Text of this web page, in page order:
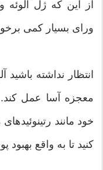
از این که ژل آلوئه
ورای بسیار کمی
انتظار نداشته
معجزه آسا عمل کند.
خود مانند
کنید تا به واقع